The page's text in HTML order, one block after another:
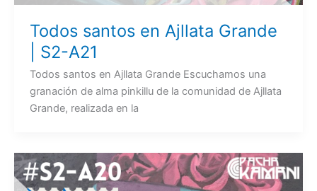
Todos santos en Ajllata Grande
| S2-A21
Todos santos en Ajllata Grande Escuchamos una
granación de alma pinkillu de la comunidad de Ajllata
Grande, realizada en la